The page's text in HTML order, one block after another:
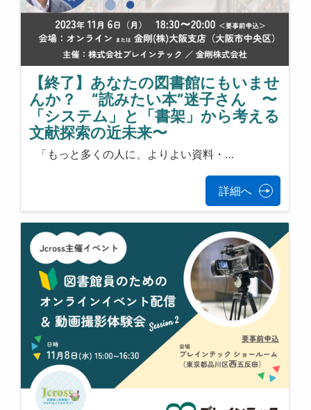
【終了】あなたの図書館にもいませ
んか？ “読みたい本”迷子さん 〜
「システム」と「書架」から考える
文献探索の近未来〜
「もっと多くの人に、よりよい資料・…
詳細へ